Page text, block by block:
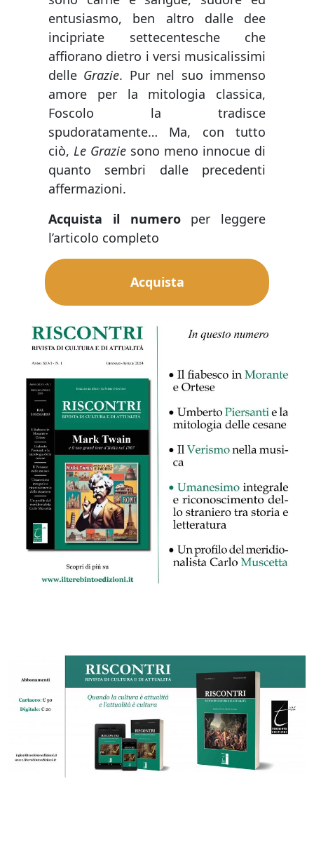
entusiasmo, ben altro dalle dee
incipriate settecentesche che
affiorano dietro i versi musicalissimi
delle Grazie. Pur nel suo immenso
amore per la mitologia classica,
Foscolo la tradisce
spudoratamente… Ma, con tutto
ciò, Le Grazie sono meno innocue di
quanto sembri dalle precedenti
affermazioni.
Acquista il numeroper leggere
l’articolo completo
Acquista